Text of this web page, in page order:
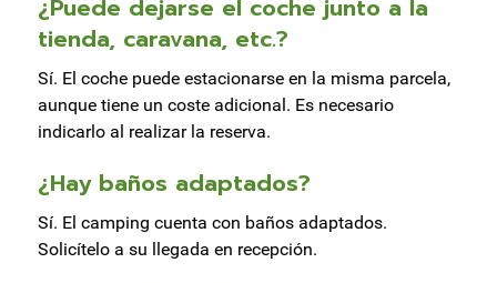
¿Puede dejarse el coche junto a la
tienda, caravana, etc.?
Sí. El coche puede estacionarse en la misma parcela,
aunque tiene un coste adicional. Es necesario
indicarlo al realizar la reserva.
¿Hay baños adaptados?
Sí. El camping cuenta con baños adaptados.
Solicítelo a su llegada en recepción.